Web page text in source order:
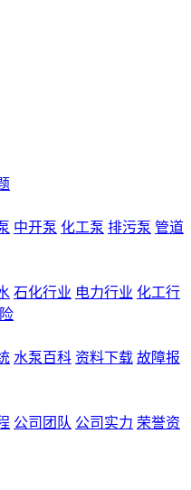
中开泵 化工泵 排污泵 管道
石化行业 电力行业 化工行
水泵百科 资料下载 故障报
公司团队 公司实力 荣誉资